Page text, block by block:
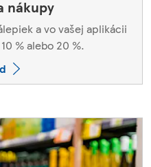
nákupy
a vo vašej aplikácii
% alebo 20 %.